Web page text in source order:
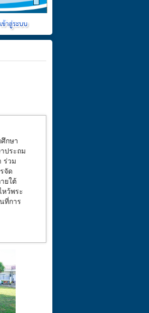
กษา
ประถม
ร่วม
จัด
ยใต้
หว้พระ
ที่การ